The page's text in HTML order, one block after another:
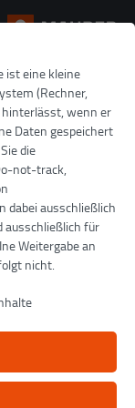
ist eine kleine
(Rechner,
hinterlässt, wenn er
Daten gespeichert
die
not-track,
dabei ausschließlich
ausschließlich für
Weitergabe an
nicht.